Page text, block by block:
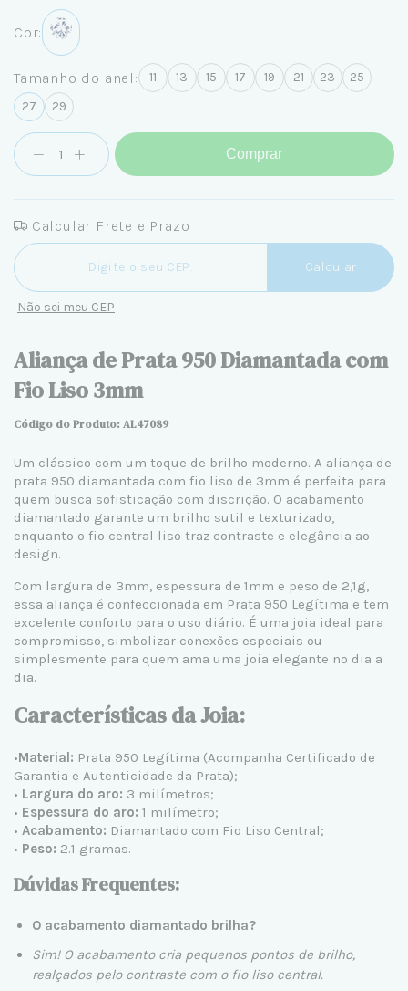
Cor:
Tamanho do anel: 11 13 15 17 19 21 23
25
27
29
Comprar
Calcular Frete e Prazo
Entregas para o CEP:
Calcular
Não sei meu CEP
Aliança de Prata 950 Diamantada com
Fio Liso 3mm
Código do Produto: AL47089
Um clássico com um toque de brilho moderno. A aliança de
prata 950 diamantada com fio liso de 3mm é perfeita para
quem busca sofisticação com discrição. O acabamento
diamantado garante um brilho sutil e texturizado,
enquanto o fio central liso traz contraste e elegância ao
design.
Com largura de 3mm, espessura de 1mm e peso de 2,1g,
essa aliança é confeccionada em Prata 950 Legítima e tem
excelente conforto para o uso diário. É uma joia ideal para
compromisso, simbolizar conexões especiais ou
simplesmente para quem ama uma joia elegante no dia a
dia.
Características da Joia:
•Material: Prata 950 Legítima (Acompanha Certificado de
Garantia e Autenticidade da Prata);
• Largura do aro: 3 milímetros;
• Espessura do aro: 1 milímetro;
• Acabamento: Diamantado com Fio Liso Central;
• Peso: 2.1 gramas.
Dúvidas Frequentes:
O acabamento diamantado brilha?
Sim! O acabamento cria pequenos pontos de brilho,
realçados pelo contraste com o fio liso central.